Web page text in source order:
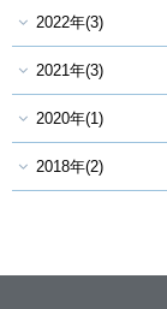
お問い合わせ
2022年(3)
2021年(3)
2020年(1)
2018年(2)